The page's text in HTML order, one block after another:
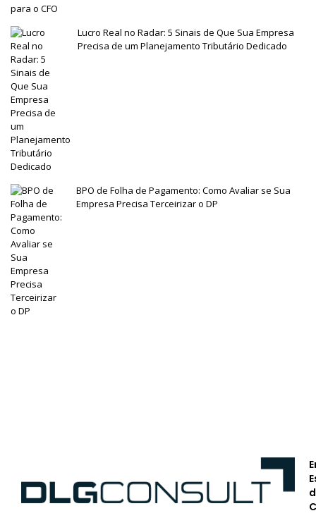
Lucro Real no Radar: 5 Sinais de Que Sua Empresa
Precisa de um Planejamento Tributário Dedicado
BPO de Folha de Pagamento: Como Avaliar se Sua
Empresa Precisa Terceirizar o DP